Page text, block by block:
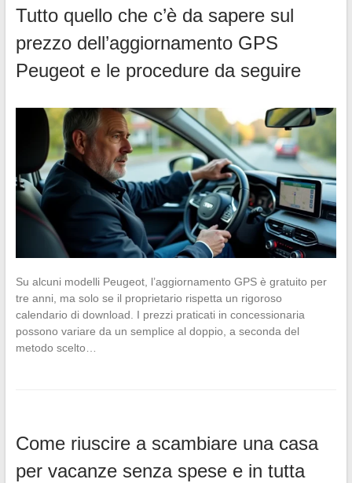
Tutto quello che c’è da sapere sul
prezzo dell’aggiornamento GPS
Peugeot e le procedure da seguire
Su alcuni modelli Peugeot, l’aggiornamento GPS è gratuito per
tre anni, ma solo se il proprietario rispetta un rigoroso
calendario di download. I prezzi praticati in concessionaria
possono variare da un semplice al doppio, a seconda del
metodo scelto…
Come riuscire a scambiare una casa
per vacanze senza spese e in tutta